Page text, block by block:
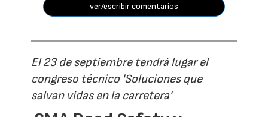
ver/escribir comentarios
El 23 de septiembre tendrá lugar el
congreso técnico 'Soluciones que
salvan vidas en la carretera'